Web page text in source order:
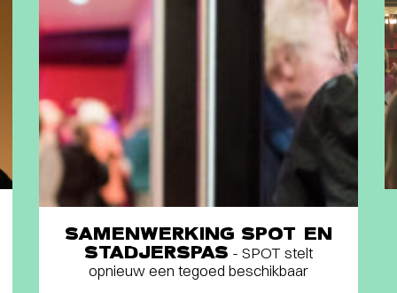
SAMENWERKING SPOT EN
STADJERSPAS - SPOT stelt
opnieuw een tegoed beschikbaar